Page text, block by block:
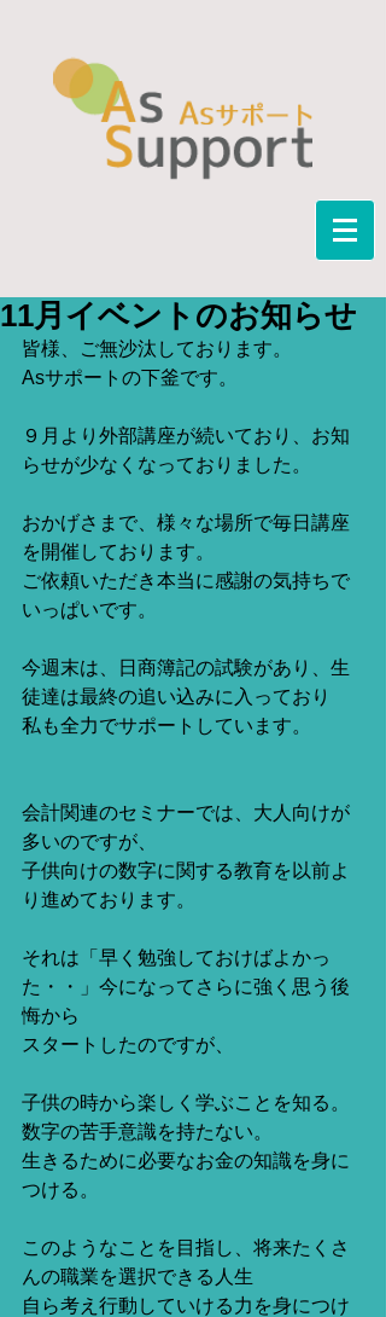
11月イベントのお知らせ
皆様、ご無沙汰しております。
Asサポートの下釜です。
９月より外部講座が続いており、お知
らせが少なくなっておりました。
おかげさまで、様々な場所で毎日講座
を開催しております。
ご依頼いただき本当に感謝の気持ちで
いっぱいです。
今週末は、日商簿記の試験があり、生
徒達は最終の追い込みに入っており
私も全力でサポートしています。
会計関連のセミナーでは、大人向けが
多いのですが、
子供向けの数字に関する教育を以前よ
り進めております。
それは「早く勉強しておけばよかっ
た・・」今になってさらに強く思う後
悔から
スタートしたのですが、
子供の時から楽しく学ぶことを知る。
数字の苦手意識を持たない。
生きるために必要なお金の知識を身に
つける。
このようなことを目指し、将来たくさ
んの職業を選択できる人生
自ら考え行動していける力を身につけ